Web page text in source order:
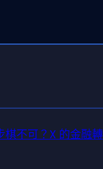
棋不可？X 的金融